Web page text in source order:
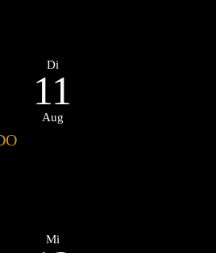
Di
11
Aug
Mi